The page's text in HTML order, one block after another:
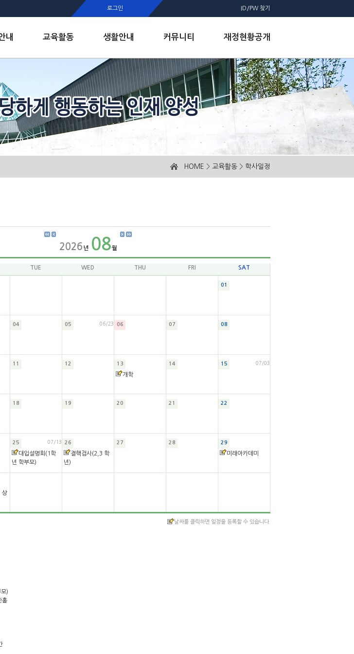
로그인 ID/PW 찾기
내 교육활동 생활안내 커뮤니티 재정현황공개
HOME > 교육활동 > 학사일정
2026 년 08월
TUE WED THU FRI SAT
01
04 05 06/23 06 07 08
11 12 13
개학
14 15 07/03
18 19 20 21 22
25 07/13
대입설명회(1학
년 학부모)
26
결핵검사(2,3 학
년)
27 28 29
미래아카데미
상
날짜를 클릭하면 일정을 등록할 수 있습니다.
)
홀